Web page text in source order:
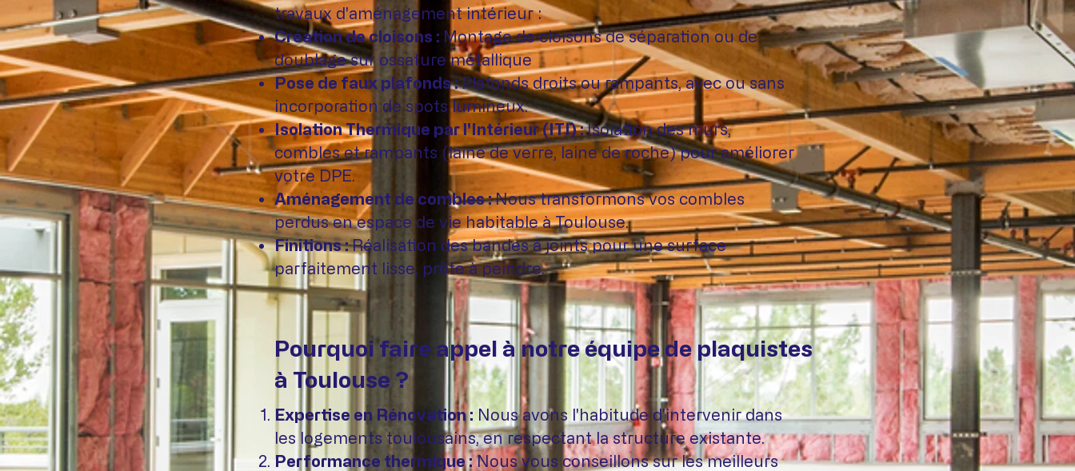
travaux d'aménagement intérieur :
Création de cloisons : Montage de cloisons de séparation ou de
doublage sur ossature métallique
Pose de faux plafonds :Plafonds droits ou rampants, avec ou sans
incorporation de spots lumineux.
Isolation Thermique par l'Intérieur (ITI) :Isolation des murs,
combles et rampants (laine de verre, laine de roche) pour améliorer
votre DPE.
Aménagement de combles :Nous transformons vos combles
perdus en espace de vie habitable à Toulouse.
Finitions :Réalisation des bandes à joints pour une surface
parfaitement lisse, prête à peindre.
Pourquoi faire appel à notre équipe de plaquistes
à Toulouse ?
Expertise en Rénovation : Nous avons l'habitude d'intervenir dans
les logements toulousains, en respectant la structure existante.
Performance thermique :Nous vous conseillons sur les meilleurs